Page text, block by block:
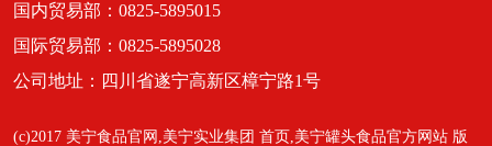
国内贸易部：0825-5895015
国际贸易部：0825-5895028
公司地址：四川省遂宁高新区樟宁路1号
(c)2017 美宁食品官网,美宁实业集团 首页,美宁罐头食品官方网站 版